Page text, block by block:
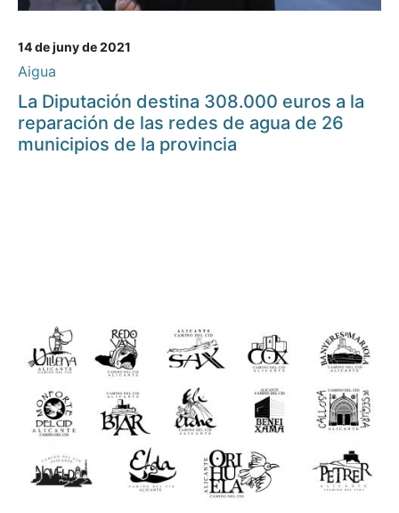
14 de juny de 2021
Aigua
La Diputación destina 308.000 euros a la
reparación de las redes de agua de 26
municipios de la provincia